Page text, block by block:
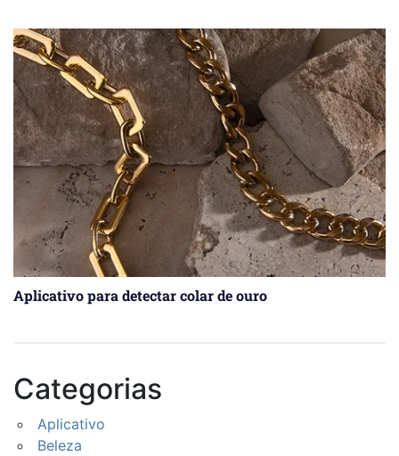
Aplicativo para detectar colar de ouro
Categorias
Aplicativo
Beleza